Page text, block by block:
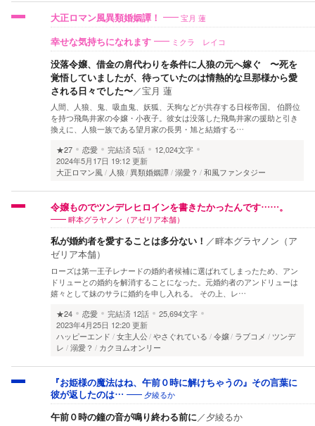
大正ロマン風異類婚姻譚！ 宝月 蓮
幸せな気持ちになれます ミクラ レイコ
没落令嬢、借金の肩代わりを条件に人狼の元へ嫁ぐ 〜死を
覚悟していましたが、待っていたのは情熱的な旦那様から愛
される日々でした〜／宝月 蓮
人間、人狼、鬼、吸血鬼、妖狐、天狗などが共存する日桜帝国。 伯爵位
を持つ飛鳥井家の令嬢・小夜子。彼女は没落した飛鳥井家の援助と引き
換えに、人狼一族である望月家の長男・旭と結婚する…
★27
恋愛 完結済5話
12,024文字
2024年5月17日 19:12 更新
大正ロマン風
人狼 異類婚姻譚 溺愛？ 和風ファンタジー
令嬢ものでツンデレヒロインを書きたかったんです……。
畔本グラヤノン（アゼリア本舗）
私が婚約者を愛することは多分ない！ ／畔本グラヤノン（ア
ゼリア本舗）
ローズは第一王子レナードの婚約者候補に選ばれてしまったため、アン
ドリューとの婚約を解消することになった。元婚約者のアンドリューは
嬉々として妹のサラに婚約を申し入れる。 その上、レ…
★24
恋愛 完結済 12話
25,694文字
2023年4月25日 12:20 更新
ハッピーエンド
女主人公 やさぐれている 令嬢 ラブコメ
ツンデ
レ
溺愛？ カクヨムオンリー
『お姫様の魔法はね、午前０時に解けちゃうの』その言葉に
彼が返したのは…
夕綾るか
午前０時の鐘の音が鳴り終わる前に／夕綾るか